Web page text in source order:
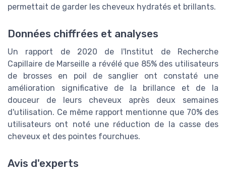
permettait de garder les cheveux hydratés et brillants.
Données chiffrées et analyses
Un rapport de 2020 de l'Institut de Recherche
Capillaire de Marseille a révélé que 85% des utilisateurs
de brosses en poil de sanglier ont constaté une
amélioration significative de la brillance et de la
douceur de leurs cheveux après deux semaines
d'utilisation. Ce même rapport mentionne que 70% des
utilisateurs ont noté une réduction de la casse des
cheveux et des pointes fourchues.
Avis d'experts